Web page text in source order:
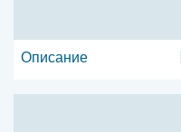
Описание